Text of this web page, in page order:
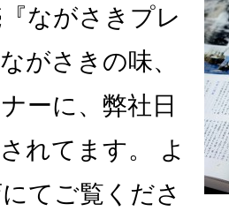
ながさきプレ
がさきの味、
ーに、弊社日
れてます。 よ
てご覧くださ